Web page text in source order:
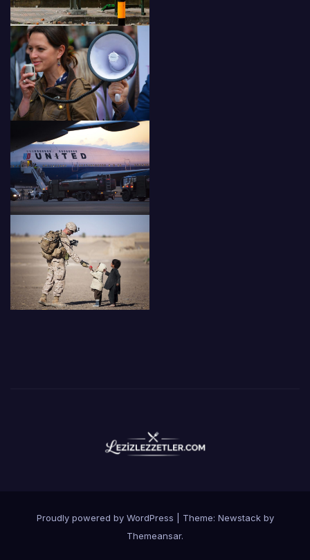
Proudly powered by WordPress Theme: Newstackby
Themeansar.